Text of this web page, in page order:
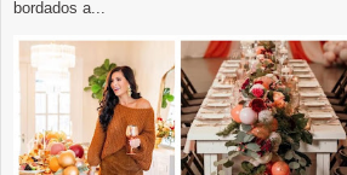
bordados a...